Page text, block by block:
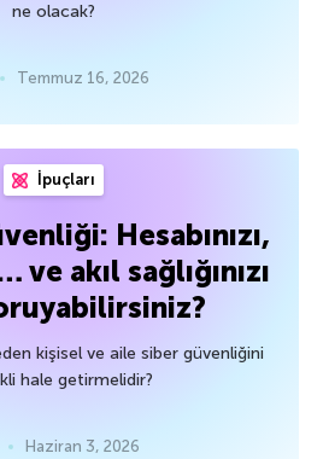
ne olacak?
Temmuz 16, 2026
İpuçları
Hesabınızı,
ve akıl sağlığınızı
kişisel ve aile siber güvenliğini
hale getirmelidir?
Haziran 3, 2026